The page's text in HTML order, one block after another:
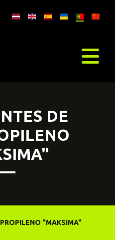
DE
"MAKSIMA"